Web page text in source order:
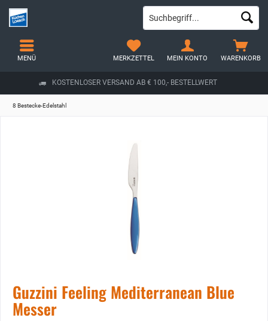
KOSTENLOSER VERSAND AB € 100,- BESTELLWERT
WARENKORB
MERKZETTEL MEIN KONTO
MENÜ
8 Bestecke-Edelstahl
Guzzini Feeling Mediterranean Blue
Messer